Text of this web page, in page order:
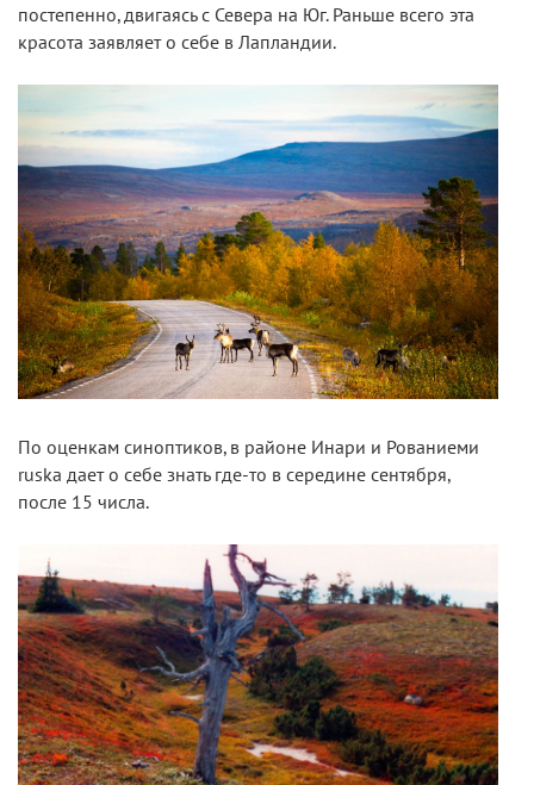
постепенно, двигаясь с Севера на Юг. Раньше всего эта
красота заявляет о себе в Лапландии.
По оценкам синоптиков, в районе Инари и Рованиеми
ruska дает о себе знать где-то в середине сентября,
после 15 числа.